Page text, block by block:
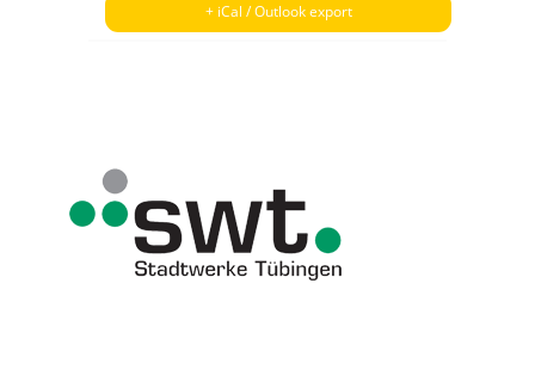
+ iCal / Outlook export